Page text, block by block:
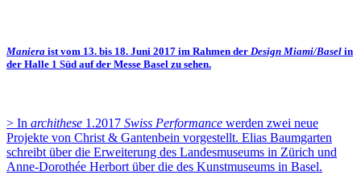
Maniera ist vom 13. bis 18. Juni 2017 im Rahmen der Design Miami/Basel in
der Halle 1 Süd auf der Messe Basel zu sehen.
> In archithese 1.2017 Swiss Performance werden zwei neue
Projekte von Christ & Gantenbein vorgestellt. Elias Baumgarten
schreibt über die Erweiterung des Landesmuseums in Zürich und
Anne-Dorothée Herbort über die des Kunstmuseums in Basel.